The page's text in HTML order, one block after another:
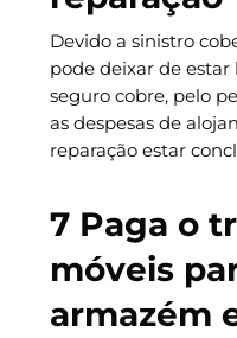
Devido a sinistro
pode deixar de estar
seguro cobre, pelo
as despesas de
reparação estar
7 Paga o
móveis
armazém